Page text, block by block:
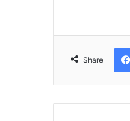
Share